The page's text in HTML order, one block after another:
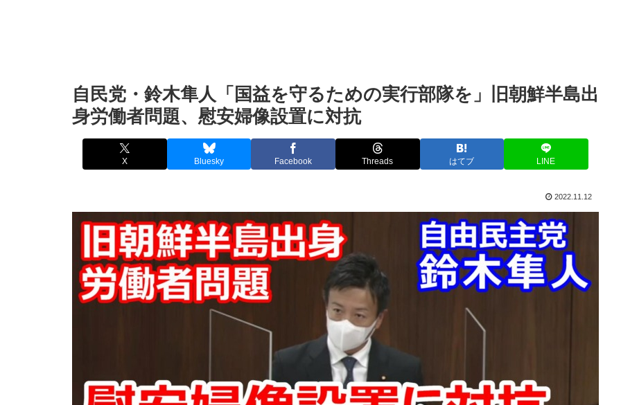
自民党・鈴木隼人「国益を守るための実行部隊を」旧朝鮮半島出
身労働者問題、慰安婦像設置に対抗
X Bluesky Facebook Threads はてブ LINE
2022.11.12